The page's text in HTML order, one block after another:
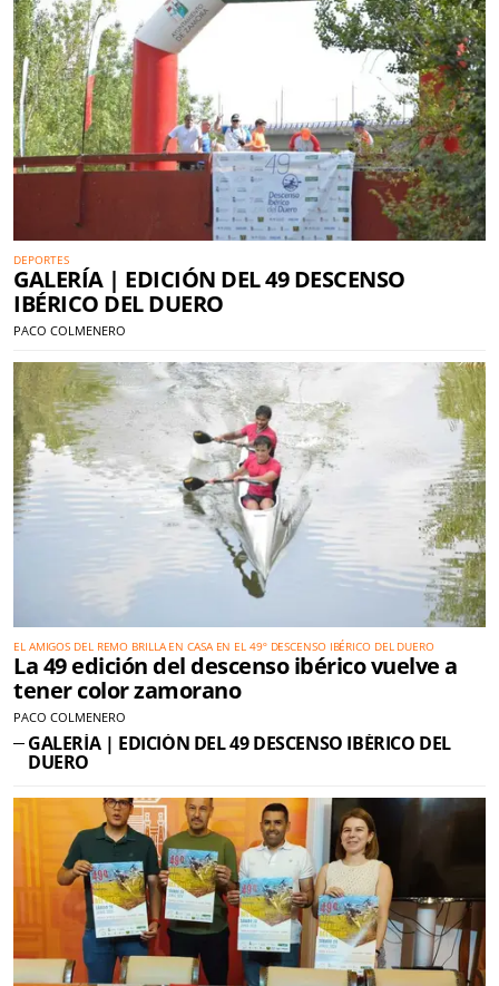
DEPORTES
GALERÍA | EDICIÓN DEL 49 DESCENSO
IBÉRICO DEL DUERO
PACO COLMENERO
EL AMIGOS DEL REMO BRILLA EN CASA EN EL 49º DESCENSO IBÉRICO DEL DUERO
La 49 edición del descenso ibérico vuelve a
tener color zamorano
PACO COLMENERO
GALERÍA | EDICIÓN DEL 49 DESCENSO IBÉRICO DEL
DUERO